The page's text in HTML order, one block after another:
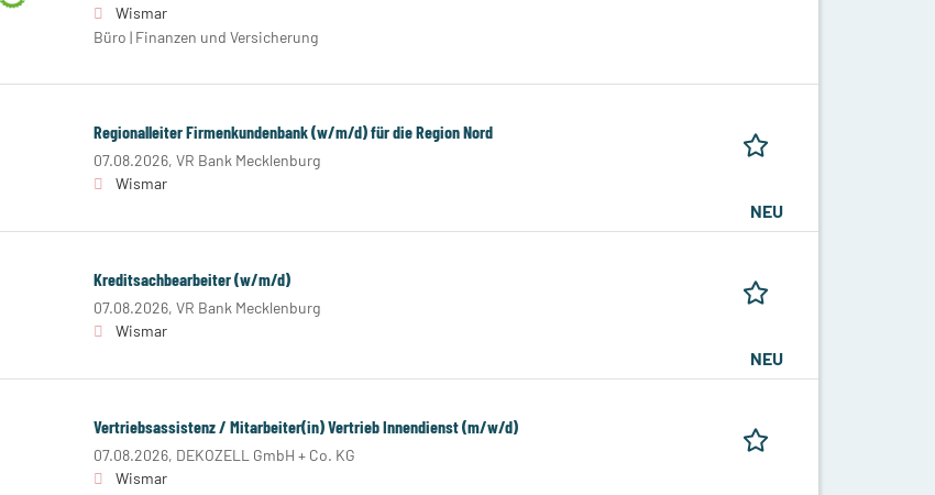
Wismar
Büro | Finanzen und Versicherung
Regionalleiter Firmenkundenbank (w/m/d) für die Region Nord
07.08.2026, VR Bank Mecklenburg
Wismar
NEU
Kreditsachbearbeiter (w/m/d)
07.08.2026, VR Bank Mecklenburg
Wismar
NEU
Vertriebsassistenz / Mitarbeiter(in) Vertrieb Innendienst (m/w/d)
07.08.2026, DEKOZELL GmbH + Co. KG
Wismar